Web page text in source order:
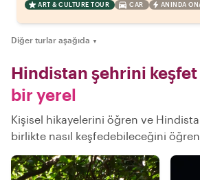
ART & CULTURE TOUR CAR ANINDA
Diğer turlar aşağıda ▼
Hindistan şehrini keşfet
bir yerel
Kişisel hikayelerini öğren ve
birlikte nasıl keşfedebileceğini öğren